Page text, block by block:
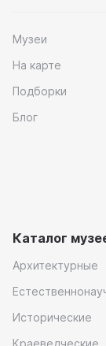
Музеи
На карте
Подборки
Блог
Каталог
Архитектурные
Исторические
Краеведческие